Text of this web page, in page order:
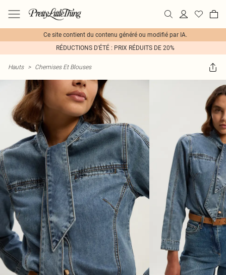
Ce site contient du contenu généré ou modifié par IA.
RÉDUCTIONS D'ÉTÉ : PRIX RÉDUITS DE 20%
Hauts > Chemises Et Blouses